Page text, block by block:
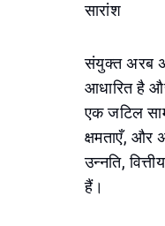
सारांश
संयुक्त अरब
आधारित है
एक जटिल
क्षमताएँ, और
उन्नति,
हैं।